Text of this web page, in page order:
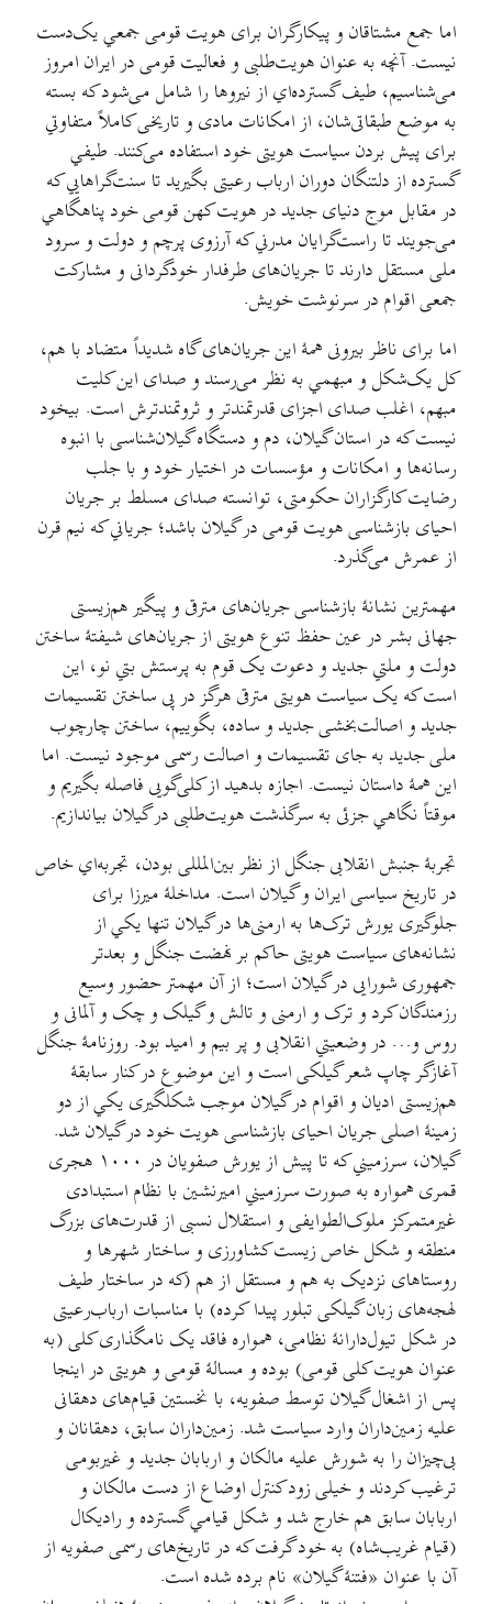
اما جمع مشتاقان و پیکارگران برای هویت قومی جمعي یک‌دست
نیست. آنچه به عنوان هویت‌طلبی و فعالیت قومی در ایران امروز
می‌شناسیم، طیف گسترده‌اي از نیروها را شامل می‌شود که بسته
به موضع طبقاتی‌شان، از امکانات مادی و تاریخی کاملاً متفاوتي
برای پیش بردن سیاست هویتی خود استفاده می‌کنند. طیفي
گسترده از دلتنگان دوران ارباب رعیتی بگیرید تا سنت‌گراهایي که
در مقابل موج دنیای جدید در هویت کهن قومی خود پناهگاهي
می‌جویند تا راست‌گرایان مدرني که آرزوی پرچم و دولت و سرود
ملی مستقل دارند تا جریان‌های طرفدار خودگردانی و مشارکت
جمعی اقوام در سرنوشت خویش.
اما برای ناظر بیرونی همهٔ این جریان‌های گاه شدیداً متضاد با هم،
کل یک‌شکل و مبهمي به نظر می‌رسند و صدای این کلیت
مبهم، اغلب صدای اجزای قدرتمندتر و ثروتمندترش است. بیخود
نیست که در استان گیلان، دم و دستگاه گیلان‌شناسی با انبوه
رسانه‌ها و امکانات و مؤسسات در اختیار خود و با جلب
رضایت کارگزاران حکومتی، توانسته صدای مسلط بر جریان
احیای بازشناسی هویت قومی در گیلان باشد؛ جریاني که نیم قرن
از عمرش می‌گذرد.
مهمترین نشانهٔ بازشناسی جریان‌های مترقی و پیگیر هم‌زیستی
جهانی بشر در عین حفظ تنوع هویتی از جریان‌های شیفتهٔ ساختن
دولت و ملتي جدید و دعوت یک قوم به پرستش بتي نو، این
است که یک سیاست هویتی مترقی هرگز در پی ساختن تقسیمات
جدید و اصالت‌بخشی جدید و ساده، بگوییم، ساختن چارچوب
ملی جدید به جای تقسیمات و اصالت رسمی موجود نیست. اما
این همهٔ داستان نیست. اجازه بدهید از کلی‌گویی‌ فاصله بگیریم و
موقتاً نگاهي جزئی به سرگذشت هویت‌طلبی در گیلان بیاندازیم.
تجربهٔ جنبش انقلابی جنگل از نظر بین‌المللی بودن، تجربه‌اي خاص
در تاریخ سیاسی ایران و گیلان است. مداخلهٔ میرزا برای
جلوگیری یورش ترک‌ها به ارمنی‌ها در گیلان تنها یکي از
نشانه‌های سیاست هویتی حاکم بر نهضت جنگل و بعدتر
جمهوری شورایی در گیلان است؛ از آن مهمتر حضور وسیع
رزمندگان کرد و ترک و ارمنی و تالش و گیلک و چک و آلمانی و
روس و… در وضعیتي انقلابی و پر بیم و امید بود. روزنامهٔ جنگل
آغازگر چاپ شعر گیلکی است و این موضوع در کنار سابقهٔ
هم‌زیستی ادیان و اقوام در گیلان موجب شکلگیری یکي از دو
زمینهٔ اصلی جریان احیای بازشناسی هویت خود در گیلان شد.
گیلان، سرزمیني که تا پیش از یورش صفویان در ۱۰۰۰ هجری
قمری همواره به صورت سرزمیني امیرنشین با نظام استبدادی
غیرمتمرکز ملوک‌الطوایفی و استقلال نسبی از قدرت‌های بزرگ
منطقه و شکل خاص زیست کشاورزی و ساختار شهرها و
روستاهای نزدیک به هم و مستقل از هم (که در ساختار طیف
لهجه‌های زبان گیلکی تبلور پیدا کرده) با مناسبات ارباب‌رعیتی
در شکل تیول‌دارانهٔ نظامی، همواره فاقد یک نامگذاری کلی (به
عنوان هویت کلی قومی) بوده و مسالهٔ قومی و هویتی در اینجا
پس از اشغال گیلان توسط صفویه، با نخستین قیام‌های دهقانی
علیه زمین‌داران وارد سیاست شد. زمین‌داران سابق، دهقانان و
بی‌چیزان را به شورش علیه مالکان و اربابان جدید و غیربومی
ترغیب کردند و خیلی زود کنترل اوضاع از دست مالکان و
اربابان سابق هم خارج شد و شکل قیامي گسترده و رادیکال
(قیام غریب‌شاه) به خود گرفت که در تاریخ‌های رسمی صفویه از
آن با عنوان «فتنهٔ گیلان» نام برده شده است.